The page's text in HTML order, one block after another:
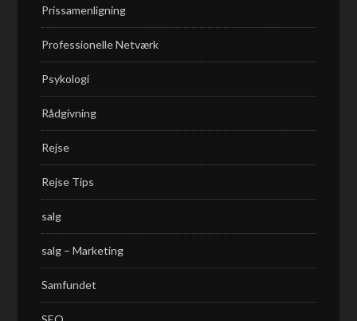
Prissamenligning
Professionelle Netværk
Psykologi
Rådgivning
Rejse
Rejse Tips
salg
salg – Marketing
Samfundet